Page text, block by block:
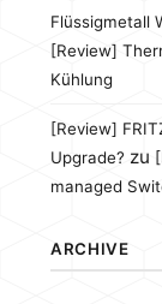
Flüssigmetall
[Review]
Kühlung
[Review]
Upgrade? zu
managed
ARCHIVE